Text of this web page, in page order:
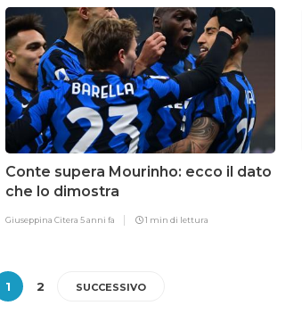
Conte supera Mourinho: ecco il dato
che lo dimostra
Giuseppina Citera 5 anni fa 1 min di lettura
1 2 SUCCESSIVO